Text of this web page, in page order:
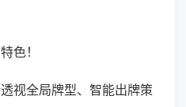
色！
视全局牌型、智能出牌策